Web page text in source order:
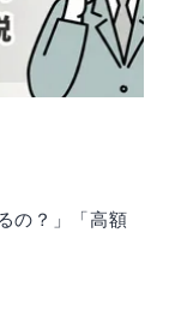
の？」「高額